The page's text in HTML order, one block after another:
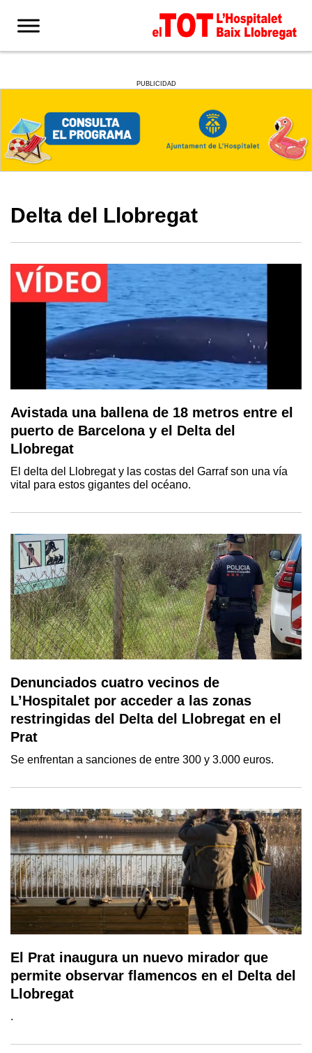
PUBLICIDAD
Delta del Llobregat
Avistada una ballena de 18 metros entre el
puerto de Barcelona y el Delta del
Llobregat
El delta del Llobregat y las costas del Garraf son una vía
vital para estos gigantes del océano.
Denunciados cuatro vecinos de
L’Hospitalet por acceder a las zonas
restringidas del Delta del Llobregat en el
Prat
Se enfrentan a sanciones de entre 300 y 3.000 euros.
El Prat inaugura un nuevo mirador que
permite observar flamencos en el Delta del
Llobregat
.